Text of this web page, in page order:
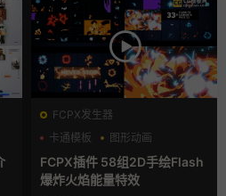
FCPX发生器
卡通模板
图形动画
手绘风
FCPX插件 58组2D手绘Flash
爆炸火焰能量特效